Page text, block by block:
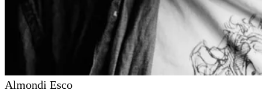
Almondi Esco